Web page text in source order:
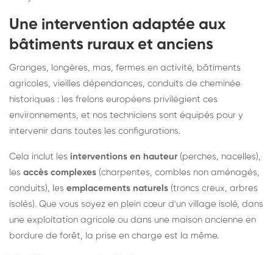
Une intervention adaptée aux
bâtiments ruraux et anciens
Granges, longères, mas, fermes en activité, bâtiments
agricoles, vieilles dépendances, conduits de cheminée
historiques : les frelons européens privilégient ces
environnements, et nos techniciens sont équipés pour y
intervenir dans toutes les configurations.
Cela inclut les interventions en hauteur (perches, nacelles),
les accès complexes (charpentes, combles non aménagés,
conduits), les emplacements naturels (troncs creux, arbres
isolés). Que vous soyez en plein cœur d'un village isolé, dans
une exploitation agricole ou dans une maison ancienne en
bordure de forêt, la prise en charge est la même.